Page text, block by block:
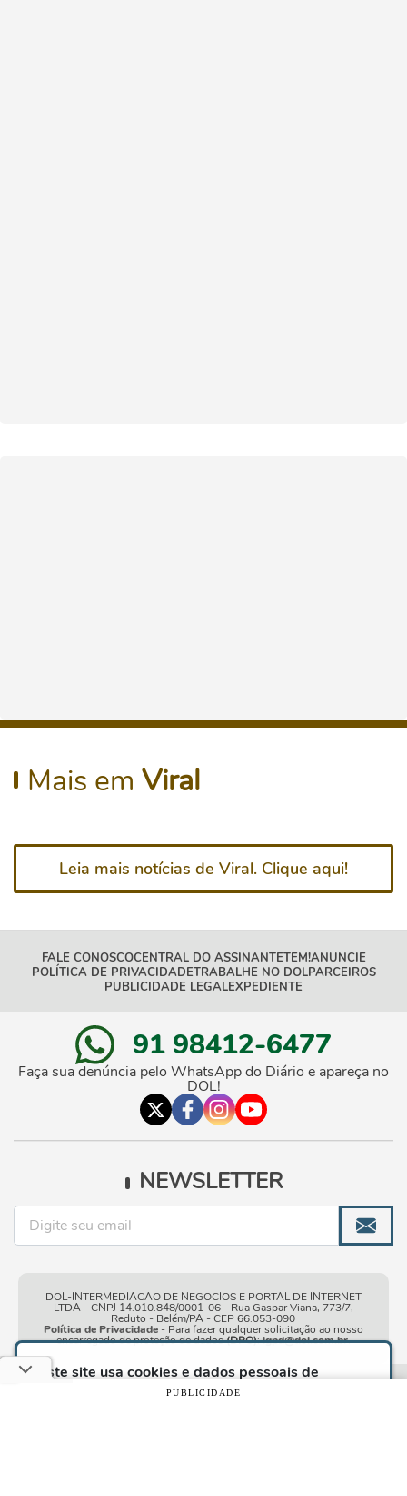
Este site usa cookies e dados pessoais de
acordo com os nossosTermos de Uso e Política
e, ao continuar navegando neste
Mais em Viral
Leia mais notícias de Viral. Clique aqui!
FALE CONOSCOCENTRAL DO ASSINANTETEM!ANUNCIE
POLÍTICA DE PRIVACIDADETRABALHE NO DOLPARCEIROS
PUBLICIDADE LEGALEXPEDIENTE
91 98412-6477
Faça sua denúncia pelo WhatsApp do Diário e apareça no
DOL!
NEWSLETTER
DOL-INTERMEDIACAO DE NEGOCIOS E PORTAL DE INTERNET
LTDA - CNPJ 14.010.848/0001-06 - Rua Gaspar Viana, 773/7,
Reduto - Belém/PA - CEP 66.053-090
Política de Privacidade- Para fazer qualquer solicitação ao nosso
encarregado de proteção de dados(DPO):lgpd@dol.com.br.
| © Copyright 2010-2026 DOL - Diário
PUBLICIDADE